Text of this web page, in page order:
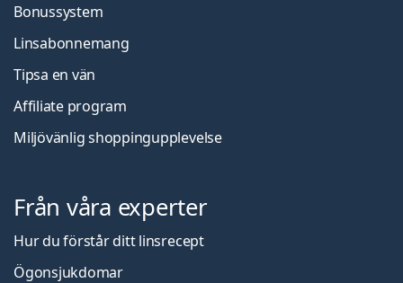
Bonussystem
Linsabonnemang
Tipsa en vän
Affiliate program
Miljövänlig shoppingupplevelse
Från våra experter
Hur du förstår ditt linsrecept
Ögonsjukdomar